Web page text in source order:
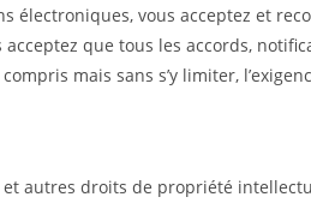
vous acceptez et
que tous les accords,
mais sans s’y limiter,
autres droits de propriété